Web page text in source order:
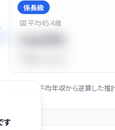
係長級
国 平均45.4歳
す
、この会社の平均年収から逆算した